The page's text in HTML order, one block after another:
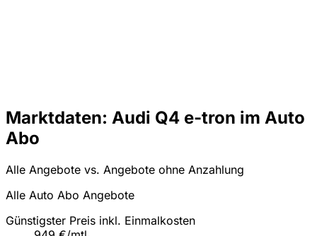
Marktdaten: Audi Q4 e-tron im Auto
Abo
Alle Angebote vs. Angebote ohne Anzahlung
Alle Auto Abo Angebote
Günstigster Preis inkl. Einmalkosten